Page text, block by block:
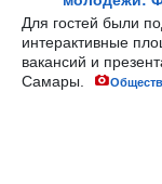
Для гостей были
интерактивные
вакансий и
Самары.